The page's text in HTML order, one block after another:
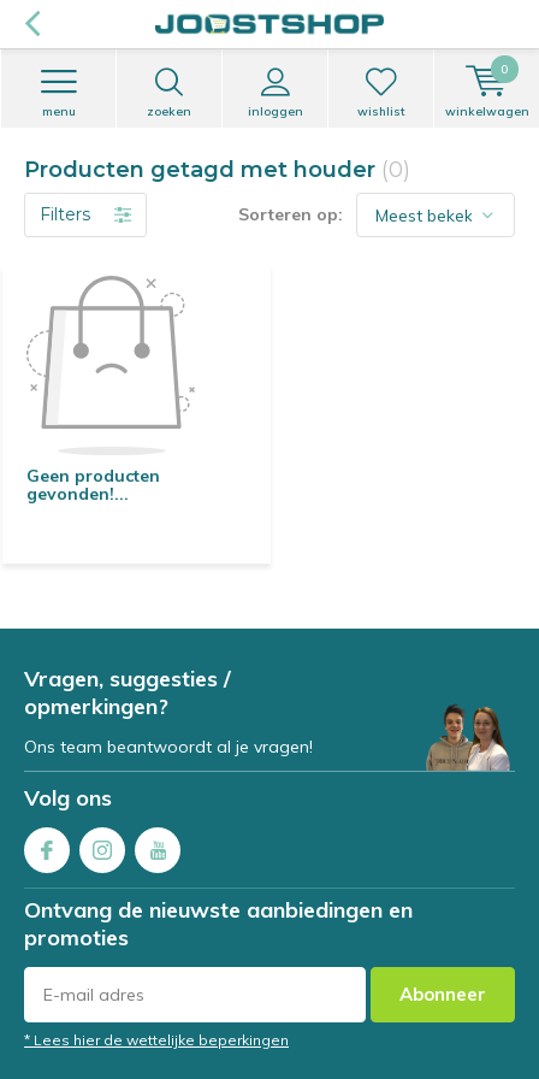
zoeken inloggen
menu wishlist winkelwagen
0
Producten getagd met houder (0)
Filters Sorteren op:
Geen producten
gevonden!...
Vragen, suggesties /
opmerkingen?
Ons team beantwoordt al je vragen!
Volg ons
Ontvang de nieuwste aanbiedingen en
promoties
Abonneer
* Lees hier de wettelijke beperkingen